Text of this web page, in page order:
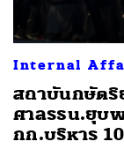
Internal
สถาบันกษัตริ
ศาลรธน.ยุบ
กก.บริหาร